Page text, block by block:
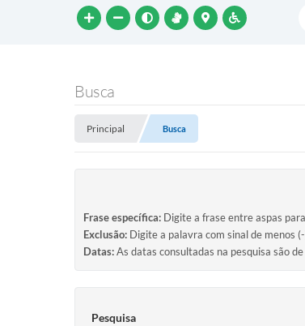
Busca
Principal Busca
Frase específica: Digite a frase entre aspas
Exclusão: Digite a palavra com sinal de menos
Datas:As datas consultadas na pesquisa são
Pesquisa